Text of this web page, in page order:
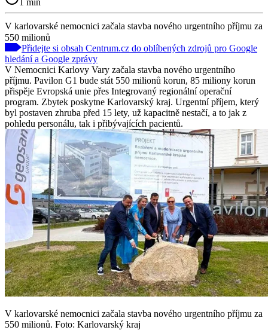
1 min
V karlovarské nemocnici začala stavba nového urgentního příjmu za
550 milionů
Přidejte si obsah Centrum.cz do oblíbených zdrojů pro Google
hledání a Google zprávy
V Nemocnici Karlovy Vary začala stavba nového urgentního
příjmu. Pavilon G1 bude stát 550 milionů korun, 85 miliony korun
přispěje Evropská unie přes Integrovaný regionální operační
program. Zbytek poskytne Karlovarský kraj. Urgentní příjem, který
byl postaven zhruba před 15 lety, už kapacitně nestačí, a to jak z
pohledu personálu, tak i přibývajících pacientů.
V karlovarské nemocnici začala stavba nového urgentního příjmu za
550 milionů. Foto: Karlovarský kraj